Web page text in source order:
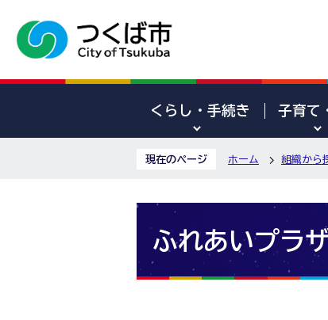
くらし・手続き 子育て
現在のページ ホーム 組織から
ふれあいプラ